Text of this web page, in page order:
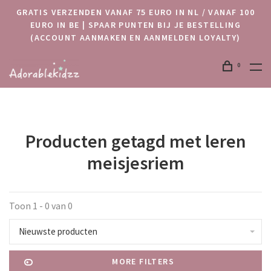
GRATIS VERZENDEN VANAF 75 EURO IN NL / VANAF 100
EURO IN BE | SPAAR PUNTEN BIJ JE BESTELLING
(ACCOUNT AANMAKEN EN AANMELDEN LOYALTY)
0
Producten getagd met leren
meisjesriem
Toon 1 - 0 van 0
Nieuwste producten
MORE FILTERS